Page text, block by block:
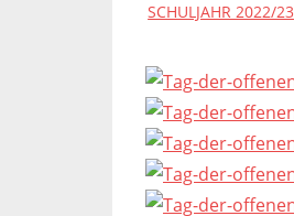
SCHULJAHR 2022/23